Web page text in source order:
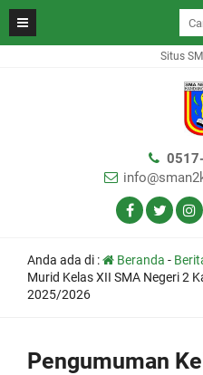
Situs SMAN 2
Anda ada di : Beranda -
Murid Kelas XII SMA Negeri 2
2025/2026
Pengumuman